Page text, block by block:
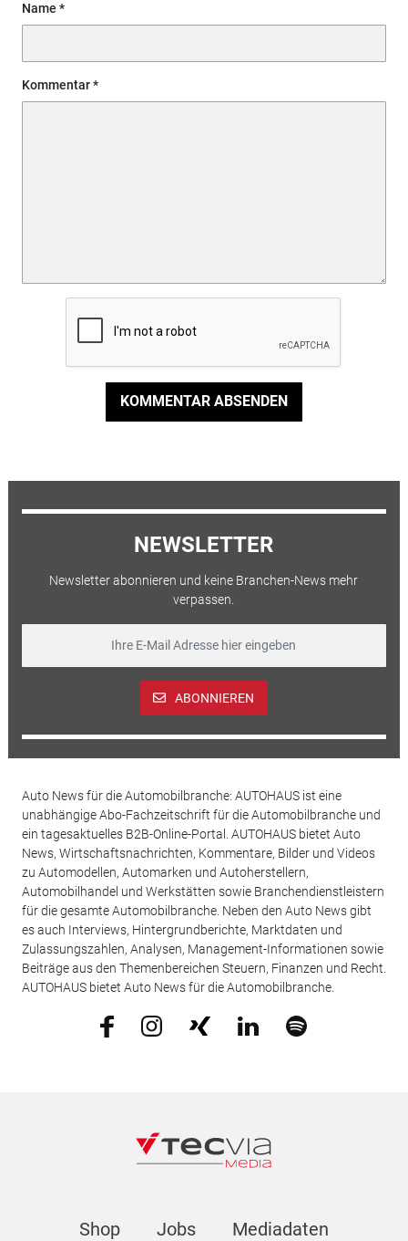
Name
Kommentar
KOMMENTAR ABSENDEN
NEWSLETTER
Newsletter abonnieren und keine Branchen-News mehr
verpassen.
ABONNIEREN
Auto News für die Automobilbranche: AUTOHAUS ist eine
unabhängige Abo-Fachzeitschrift für die Automobilbranche und
ein tagesaktuelles B2B-Online-Portal. AUTOHAUS bietet Auto
News, Wirtschaftsnachrichten, Kommentare, Bilder und Videos
zu Automodellen, Automarken und Autoherstellern,
Automobilhandel und Werkstätten sowie Branchendienstleistern
für die gesamte Automobilbranche. Neben den Auto News gibt
es auch Interviews, Hintergrundberichte, Marktdaten und
Zulassungszahlen, Analysen, Management-Informationen sowie
Beiträge aus den Themenbereichen Steuern, Finanzen und Recht.
AUTOHAUS bietet Auto News für die Automobilbranche.
Shop Jobs Mediadaten